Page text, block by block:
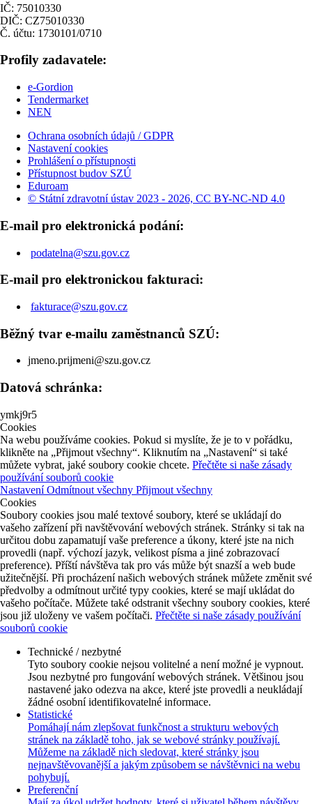
IČ: 75010330
DIČ: CZ75010330
Č. účtu: 1730101/0710
Profily zadavatele:
e-Gordion
Tendermarket
NEN
Ochrana osobních údajů / GDPR
Nastavení cookies
Prohlášení o přístupnosti
Přístupnost budov SZÚ
Eduroam
© Státní zdravotní ústav 2023 - 2026, CC BY-NC-ND 4.0
E-mail pro elektronická podání:
podatelna@szu.gov.cz
E-mail pro elektronickou fakturaci:
fakturace@szu.gov.cz
Běžný tvar e-mailu zaměstnanců SZÚ:
jmeno.prijmeni@szu.gov.cz
Datová schránka:
ymkj9r5
Cookies
Na webu používáme cookies. Pokud si myslíte, že je to v pořádku,
klikněte na „Přijmout všechny“. Kliknutím na „Nastavení“ si také
můžete vybrat, jaké soubory cookie chcete. Přečtěte si naše zásady
používání souborů cookie
NastaveníOdmítnout všechny Přijmout všechny
Cookies
Soubory cookies jsou malé textové soubory, které se ukládají do
vašeho zařízení při navštěvování webových stránek. Stránky si tak na
určitou dobu zapamatují vaše preference a úkony, které jste na nich
provedli (např. výchozí jazyk, velikost písma a jiné zobrazovací
preference). Příští návštěva tak pro vás může být snazší a web bude
užitečnější. Při procházení našich webových stránek můžete změnit své
předvolby a odmítnout určité typy cookies, které se mají ukládat do
vašeho počítače. Můžete také odstranit všechny soubory cookies, které
jsou již uloženy ve vašem počítači. Přečtěte si naše zásady používání
souborů cookie
Technické / nezbytné
Tyto soubory cookie nejsou volitelné a není možné je vypnout.
Jsou nezbytné pro fungování webových stránek. Většinou jsou
nastavené jako odezva na akce, které jste provedli a neukládají
žádné osobní identifikovatelné informace.
Statistické
Pomáhají nám zlepšovat funkčnost a strukturu webových
stránek na základě toho, jak se webové stránky používají.
Můžeme na základě nich sledovat, které stránky jsou
nejnavštěvovanější a jakým způsobem se návštěvnici na webu
pohybují.
Preferenční